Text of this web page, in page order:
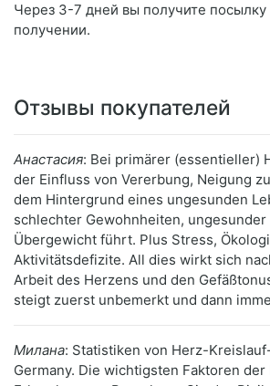
Через 3-7 дней вы получите посылку
получении.
Отзывы покупателей
Анастасия: Bei primärer (essentieller)
der Einfluss von Vererbung, Neigung
dem Hintergrund eines ungesunden
schlechter Gewohnheiten, ungesunder
Übergewicht führt. Plus Stress,
Aktivitätsdefizite. All dies wirkt sich
Arbeit des Herzens und den
steigt zuerst unbemerkt und dann
Милана: Statistiken von Herz-
Germany. Die wichtigsten Faktoren